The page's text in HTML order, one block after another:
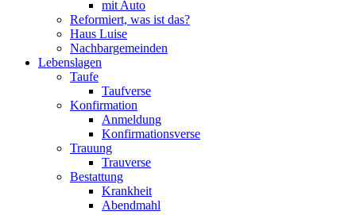
mit Auto
Reformiert, was ist das?
Haus Luise
Nachbargemeinden
Lebenslagen
Taufe
Taufverse
Konfirmation
Anmeldung
Konfirmationsverse
Trauung
Trauverse
Bestattung
Krankheit
Abendmahl